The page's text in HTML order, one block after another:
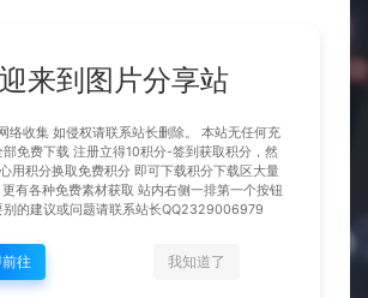
千城
来到图片分享站
络收集 如侵权请联系站长删除。 本站无任何充
免费下载 注册立得10积分-签到获取积分，然
用积分换取免费积分 即可下载积分下载区大量
有各种免费素材获取 站内右侧一排第一个按钮
别的建议或问题请联系站长QQ2329006979
往 我知道了